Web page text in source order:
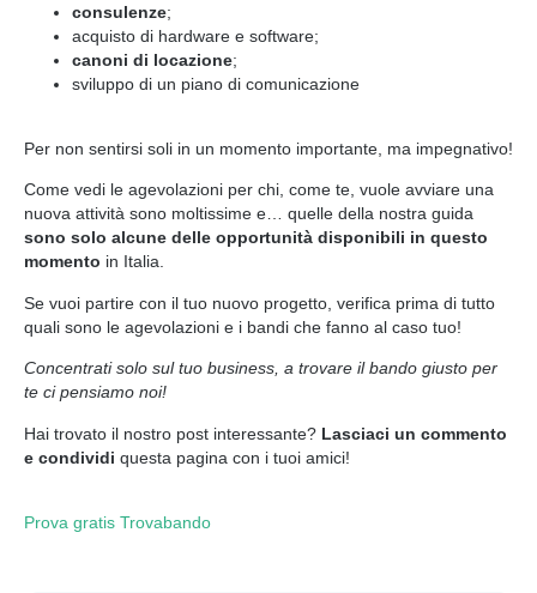
consulenze;
acquisto di hardware e software;
canoni di locazione;
sviluppo di un piano di comunicazione
Per non sentirsi soli in un momento importante, ma impegnativo!
Come vedi le agevolazioni per chi, come te, vuole avviare una
nuova attività sono moltissime e… quelle della nostra guida
sono solo alcune delle opportunità disponibili in questo
momento in Italia.
Se vuoi partire con il tuo nuovo progetto, verifica prima di tutto
quali sono le agevolazioni e i bandi che fanno al caso tuo!
Concentrati solo sul tuo business, a trovare il bando giusto per
te ci pensiamo noi!
Hai trovato il nostro post interessante? Lasciaci un commento
e condividi questa pagina con i tuoi amici!
Prova gratis Trovabando